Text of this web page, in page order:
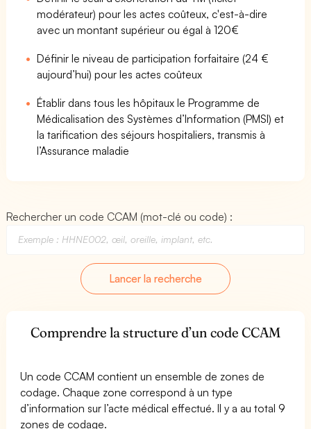
modérateur) pour les actes coûteux, c'est-à-dire
avec un montant supérieur ou égal à 120€
Définir le niveau de participation forfaitaire (24 €
aujourd’hui) pour les actes coûteux
Établir dans tous les hôpitaux le Programme de
Médicalisation des Systèmes d’Information (PMSI) et
la tarification des séjours hospitaliers, transmis à
l’Assurance maladie
Rechercher un code CCAM (mot-clé ou code) :
Lancer la recherche
Comprendre la structure d’un code CCAM
Un code CCAM contient un ensemble de zones de
codage. Chaque zone correspond à un type
d’information sur l’acte médical effectué. Il y a au total 9
zones de codage.